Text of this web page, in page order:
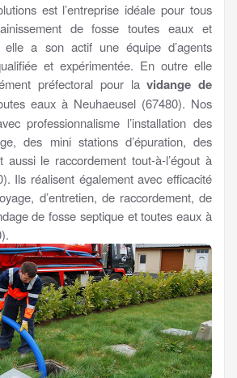
est l’entreprise idéale pour tous
de fosse toutes eaux et
a son actif une équipe d’agents
et expérimentée. En outre elle
préfectoral pour lavidange de
eaux à Neuhaeusel (67480). Nos
professionnalisme l’installation des
des mini stations d’épuration, des
aussi le raccordement tout-à-l’égout à
Ils réalisent également avec efficacité
d’entretien, de raccordement, de
de fosse septique et toutes eaux à